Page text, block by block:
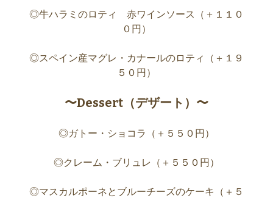
◎牛ハラミのロティ 赤ワインソース（＋１１０
０円）
◎スペイン産マグレ・カナールのロティ（＋１９
５０円）
〜Dessert（デザート）〜
◎ガトー・ショコラ（＋５５０円）
◎クレーム・ブリュレ（＋５５０円）
◎マスカルポーネとブルーチーズのケーキ（＋５